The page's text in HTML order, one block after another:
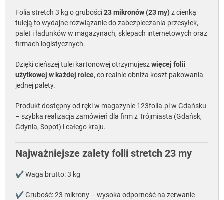
Folia stretch 3 kg o grubości23 mikronów (23 my)z cienką
tuleją to wydajne rozwiązanie do zabezpieczania przesyłek,
palet i ładunków w magazynach, sklepach internetowych oraz
firmach logistycznych.
Dzięki cieńszej tulei kartonowej otrzymujeszwięcej folii
użytkowej w każdej rolce, co realnie obniża koszt pakowania
jednej palety.
Produkt dostępny od ręki w magazynie 123folia.pl w Gdańsku
– szybka realizacja zamówień dla firm z Trójmiasta (Gdańsk,
Gdynia, Sopot) i całego kraju.
Najważniejsze zalety folii stretch 23 my
✔ Waga brutto: 3 kg
✔ Grubość: 23 mikrony – wysoka odporność na zerwanie